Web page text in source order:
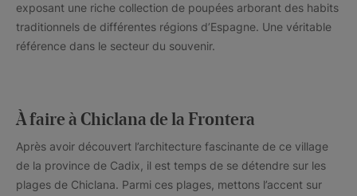
exposant une riche collection de poupées arborant des habits
traditionnels de différentes régions d’Espagne. Une véritable
référence dans le secteur du souvenir.
À faire à Chiclana de la Frontera
Après avoir découvert l’architecture fascinante de ce village
de la province de Cadix, il est temps de se détendre sur les
plages de Chiclana. Parmi ces plages, mettons l’accent sur